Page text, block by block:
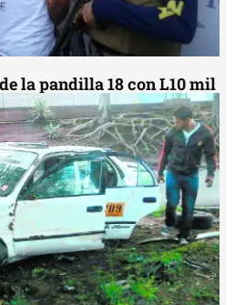
la pandilla 18 con L10 mil